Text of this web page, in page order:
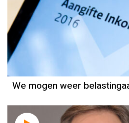
We mogen weer